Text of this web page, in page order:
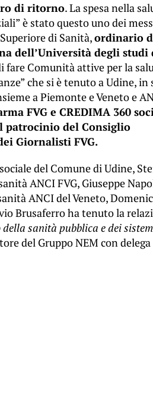
di ritorno. La spesa nella
è stato questo uno dei
di Sanità,ordinario
dell’Università degli studi
fare Comunità attive per la
che si è tenuto a Udine, in
a Piemonte e Veneto e
FVG e CREDIMA 360
patrocinio del Consiglio
Giornalisti FVG.
del Comune di Udine,
ANCI FVG, Giuseppe
ANCI del Veneto,
Brusaferro ha tenuto la
sanità pubblica e dei
del Gruppo NEM con delega